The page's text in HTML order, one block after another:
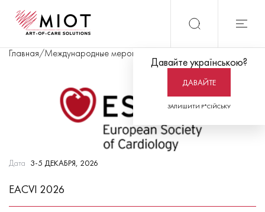
Давайте українською?
ДАВАЙТЕ
ЗАЛИШИТИ Р*СІЙСЬКУ
Главная/Международные мероприятия
Дата 3-5 ДЕКАБРЯ, 2026
EACVI 2026